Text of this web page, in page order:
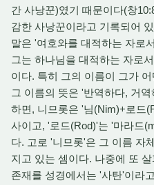
간 사낭꾼)였기 때문이다(창
감한 사낭꾼이라고 기록되어
말은 '여호와를 대적하는 자로
그는 하나님을 대적하는 자로
이다. 특히 그의 이름이 그가
그 이름의 뜻은 '반역하다, 거
하면, 니므롯은 '님(Nim)+로드
사이고, '로드(Rod)'는 '마라드
다. 고로 '니므롯'은 그 이름 자
지고 있는 셈이다. 나중에 또
존재를 성경에서는 '사탄'이라